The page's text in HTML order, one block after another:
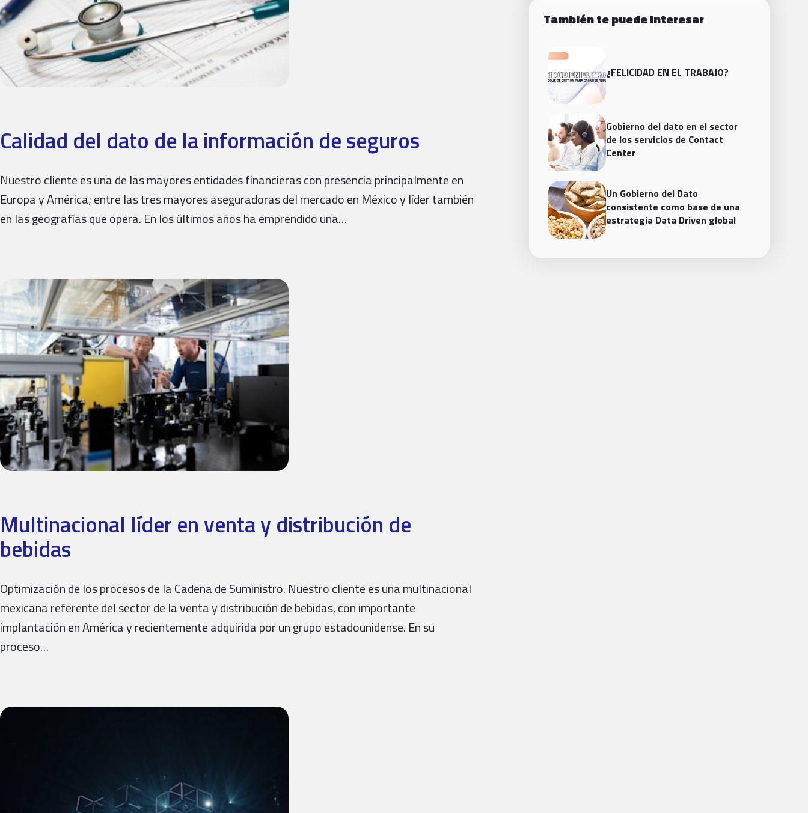
Calidad del dato de la información de seguros
Nuestro cliente es una de las mayores entidades financieras con presencia principalmente en
Europa y América; entre las tres mayores aseguradoras del mercado en México y líder también
en las geografías que opera. En los últimos años ha emprendido una…
Multinacional líder en venta y distribución de
bebidas
Optimización de los procesos de la Cadena de Suministro. Nuestro cliente es una multinacional
mexicana referente del sector de la venta y distribución de bebidas, con importante
implantación en América y recientemente adquirida por un grupo estadounidense. En su
proceso…
También te puede interesar
¿FELICIDAD EN EL TRABAJO?
Gobierno del dato en el sector
de los servicios de Contact
Center
Un Gobierno del Dato
consistente como base de una
estrategia Data Driven global